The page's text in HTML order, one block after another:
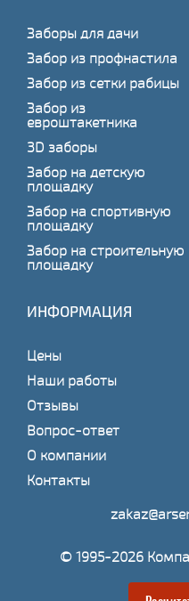
Заборы для дачи
Забор из профнастила
Забор из сетки рабицы
Забор из
евроштакетника
3D заборы
Забор на детскую
площадку
Забор на спортивную
площадку
Забор на строительную
площадку
ИНФОРМАЦИЯ
Цены
Наши работы
Отзывы
Вопрос-ответ
О компании
Контакты
© 1995-2026